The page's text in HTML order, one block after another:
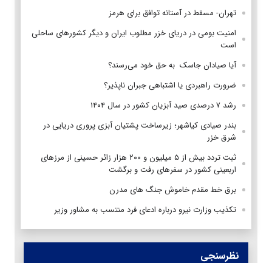
تهران- مسقط در آستانه توافق برای هرمز
امنیت بومی در دریای خزر مطلوب ایران و دیگر کشورهای ساحلی
است
آیا صیادان جاسک به حق خود می‌رسند؟
ضرورت راهبردی یا اشتباهی جبران ناپذیر؟
رشد ۷ درصدی صید آبزیان کشور در سال ۱۴۰۴
بندر صیادی کیاشهر؛ زیرساخت پشتیان آبزی پروری دریایی در
شرق خزر
ثبت تردد بیش از ۵ میلیون و ۲۰۰ هزار زائر حسینی از مرزهای
اربعینی کشور در سفرهای رفت و برگشت
برق خط مقدم خاموش جنگ های مدرن
تکذیب وزارت نیرو درباره ادعای فرد منتسب به مشاور وزیر
نظرسنجی